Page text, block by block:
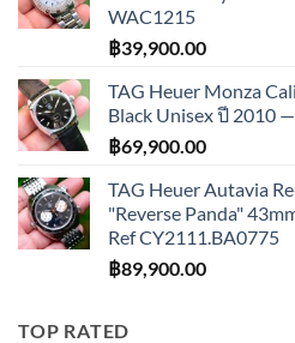
WAC1215
฿39,900.00
TAG Heuer Monza
Black Unisex ปี 2010
฿69,900.00
TAG Heuer Autavia
"Reverse Panda"
Ref CY2111.BA0775
฿89,900.00
TOP RATED